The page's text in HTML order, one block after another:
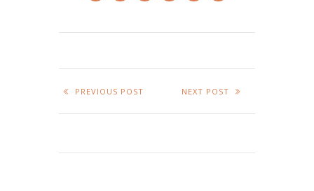
PREVIOUS POST NEXT POST